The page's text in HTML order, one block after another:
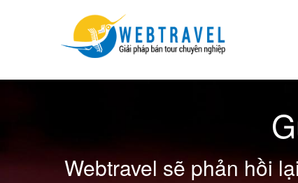
Webtravel sẽ phản hồi